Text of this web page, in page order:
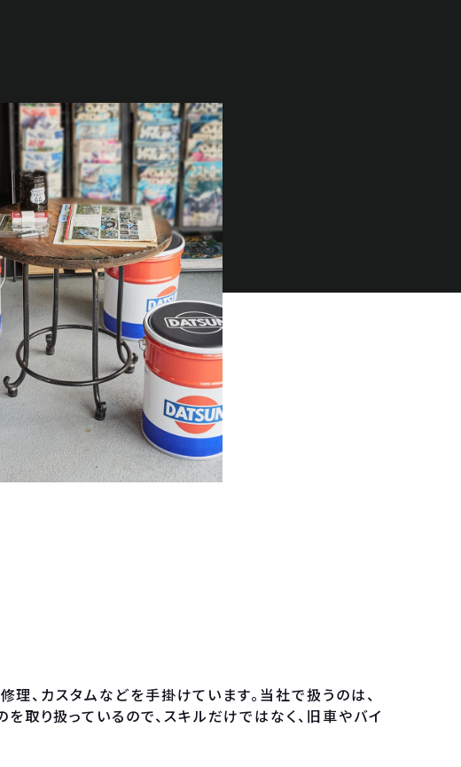
理、カスタムなどを手掛けています。当社で扱うのは、
り扱っているので、スキルだけではなく、旧車やバイ